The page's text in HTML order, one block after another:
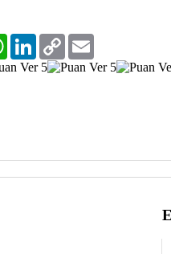
WhatsAppLinkedIn
Copy
Link